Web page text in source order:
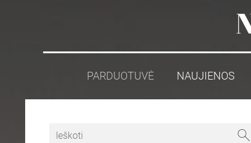
PARDUOTUVĖ NAUJIENOS